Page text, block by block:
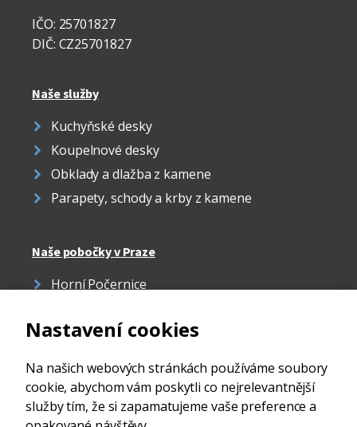
IČO: 25701827
DIČ: CZ25701827
Naše služby
Kuchyňské desky
Koupelnové desky
Obklady a dlažba z kamene
Parapety, schody a krby z kamene
Naše pobočky v Praze
Horní Počernice
Strašnice
Nastavení cookies
Na našich webových stránkách používáme soubory
cookie, abychom vám poskytli co nejrelevantnější
služby tím, že si zapamatujeme vaše preference a